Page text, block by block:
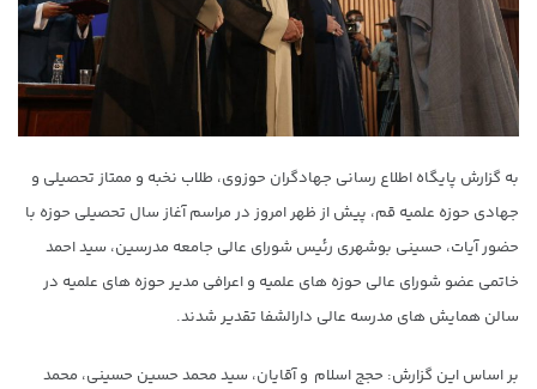
به گزارش پایگاه اطلاع رسانی جهادگران حوزوی، طلاب نخبه و ممتاز تحصیلی و
جهادی حوزه علمیه قم، پیش از ظهر امروز در مراسم آغاز سال تحصیلی حوزه با
حضور آیات، حسینی بوشهری رئیس شورای عالی جامعه مدرسین، سید احمد
خاتمی عضو شورای عالی حوزه های علمیه و اعرافی مدیر حوزه های علمیه در
سالن همایش های مدرسه عالی دارالشفا تقدیر شدند.
بر اساس این گزارش: حجج اسلام و آقایان، سید محمد حسین حسینی، محمد